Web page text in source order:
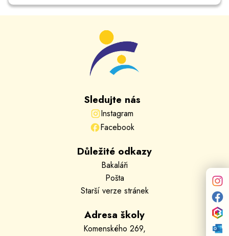
Sledujte nás
Instagram
Facebook
Důležité odkazy
Bakaláři
Pošta
Starší verze stránek
Adresa školy
Komenského 269,